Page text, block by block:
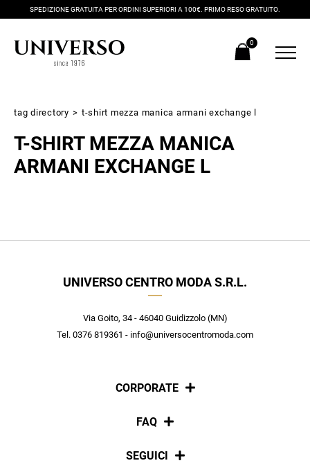
SPEDIZIONE GRATUITA PER ORDINI SUPERIORI A 100€. PRIMO RESO GRATUITO.
0
tag directory > t-shirt mezza manica armani exchange l
T-SHIRT MEZZA MANICA
ARMANI EXCHANGE L
UNIVERSO CENTRO MODA S.R.L.
Via Goito, 34 - 46040 Guidizzolo (MN)
Tel. 0376 819361 - info@universocentromoda.com
CORPORATE
Chi siamo
FAQ
Pagamenti
SEGUICI
Iscriviti alla newsletter
nuovi arrivi utilizzabile anche in negozio!
Crea il tuo stile grazie ai consigli dei nostri personal shopper e
scopri in anteprima le offerte in esclusiva a te riservate.
ISCRIVITI